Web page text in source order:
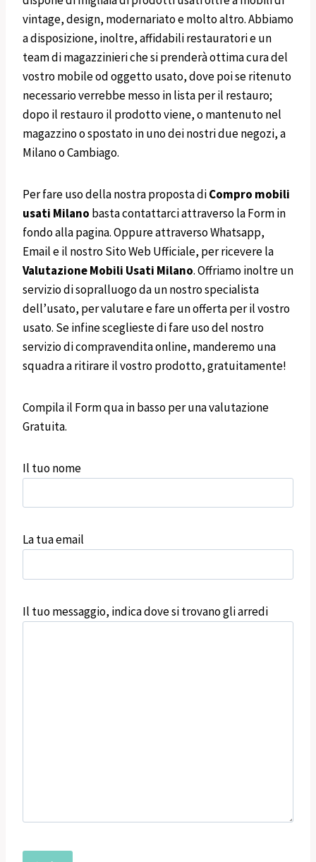
vintage, design, modernariato e molto altro. Abbiamo
a disposizione, inoltre, affidabili restauratori e un
team di magazzinieri che si prenderà ottima cura del
vostro mobile od oggetto usato, dove poi se ritenuto
necessario verrebbe messo in lista per il restauro;
dopo il restauro il prodotto viene, o mantenuto nel
magazzino o spostato in uno dei nostri due negozi, a
Milano o Cambiago.
Per fare uso della nostra proposta diCompro mobili
usati Milano basta contattarci attraverso la Form in
fondo alla pagina. Oppure attraverso Whatsapp,
Email e il nostro Sito Web Ufficiale, per ricevere la
Valutazione Mobili Usati Milano. Offriamo inoltre un
servizio di sopralluogo da un nostro specialista
dell’usato, per valutare e fare un offerta per il vostro
usato. Se infine sceglieste di fare uso del nostro
servizio di compravendita online, manderemo una
squadra a ritirare il vostro prodotto, gratuitamente!
Compila il Form qua in basso per una valutazione
Gratuita.
Il tuo nome
La tua email
Il tuo messaggio, indica dove si trovano gli arredi